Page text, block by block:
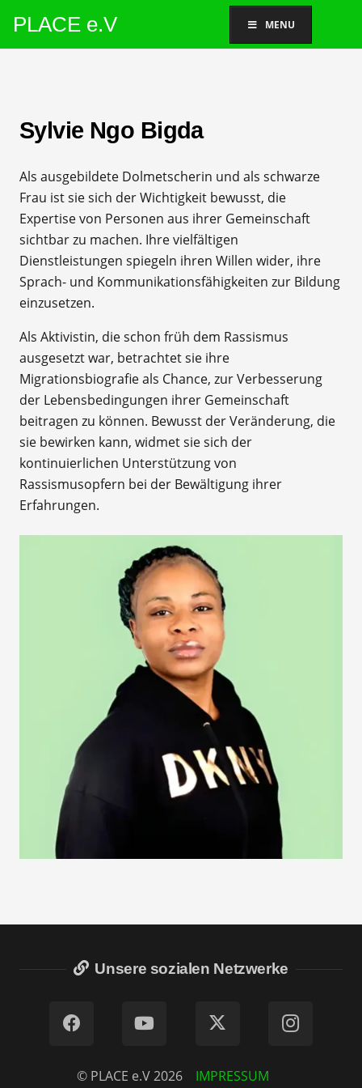
PLACE e.V MENU
Sylvie Ngo Bigda
Als ausgebildete Dolmetscherin und als schwarze
Frau ist sie sich der Wichtigkeit bewusst, die
Expertise von Personen aus ihrer Gemeinschaft
sichtbar zu machen. Ihre vielfältigen
Dienstleistungen spiegeln ihren Willen wider, ihre
Sprach- und Kommunikationsfähigkeiten zur Bildung
einzusetzen.
Als Aktivistin, die schon früh dem Rassismus
ausgesetzt war, betrachtet sie ihre
Migrationsbiografie als Chance, zur Verbesserung
der Lebensbedingungen ihrer Gemeinschaft
beitragen zu können. Bewusst der Veränderung, die
sie bewirken kann, widmet sie sich der
kontinuierlichen Unterstützung von
Rassismusopfern bei der Bewältigung ihrer
Erfahrungen.
Unsere sozialen Netzwerke
© PLACE e.V 2026 IMPRESSUM